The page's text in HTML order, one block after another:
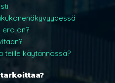
ero on?
teille käytännössä?